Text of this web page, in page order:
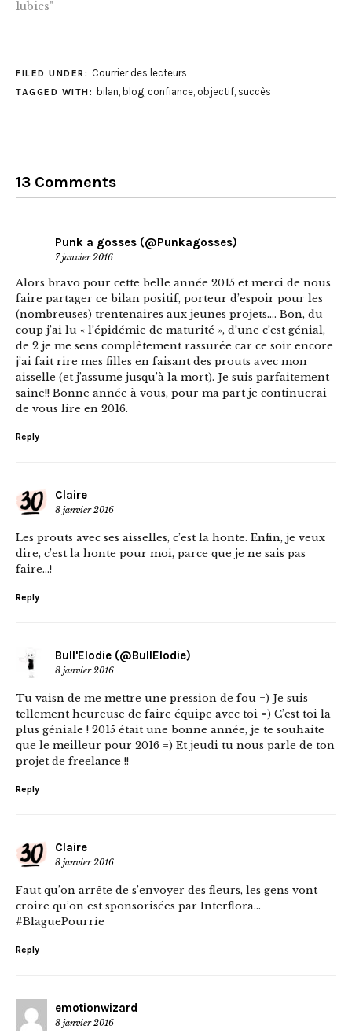
lubies"
FILED UNDER: Courrier des lecteurs
TAGGED WITH: bilan, blog, confiance, objectif, succès
13 Comments
Punk a gosses (@Punkagosses)
7 janvier 2016
Alors bravo pour cette belle année 2015 et merci de nous
faire partager ce bilan positif, porteur d’espoir pour les
(nombreuses) trentenaires aux jeunes projets…. Bon, du
coup j’ai lu « l’épidémie de maturité », d’une c’est génial,
de 2 je me sens complètement rassurée car ce soir encore
j’ai fait rire mes filles en faisant des prouts avec mon
aisselle (et j’assume jusqu’à la mort). Je suis parfaitement
saine!! Bonne année à vous, pour ma part je continuerai
de vous lire en 2016.
Reply
Claire
8 janvier 2016
Les prouts avec ses aisselles, c’est la honte. Enfin, je veux
dire, c’est la honte pour moi, parce que je ne sais pas
faire…!
Reply
Bull'Elodie (@BullElodie)
8 janvier 2016
Tu vaisn de me mettre une pression de fou =) Je suis
tellement heureuse de faire équipe avec toi =) C’est toi la
plus géniale ! 2015 était une bonne année, je te souhaite
que le meilleur pour 2016 =) Et jeudi tu nous parle de ton
projet de freelance !!
Reply
Claire
8 janvier 2016
Faut qu’on arrête de s’envoyer des fleurs, les gens vont
croire qu’on est sponsorisées par Interflora…
#BlaguePourrie
Reply
emotionwizard
8 janvier 2016